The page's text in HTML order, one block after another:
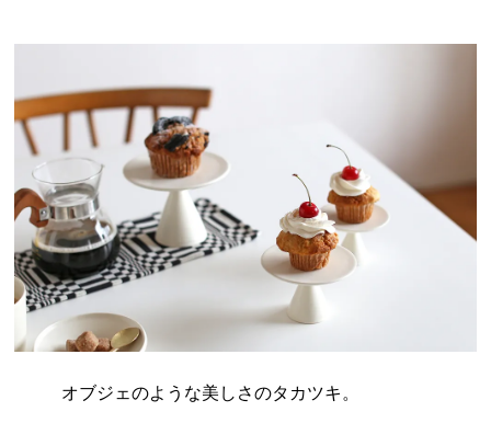
オブジェのような美しさのタカツキ。